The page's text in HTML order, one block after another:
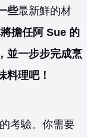
些最新鮮的材
擔任阿 Sue 的
，並一步步完成烹
料理吧！
考驗。你需要